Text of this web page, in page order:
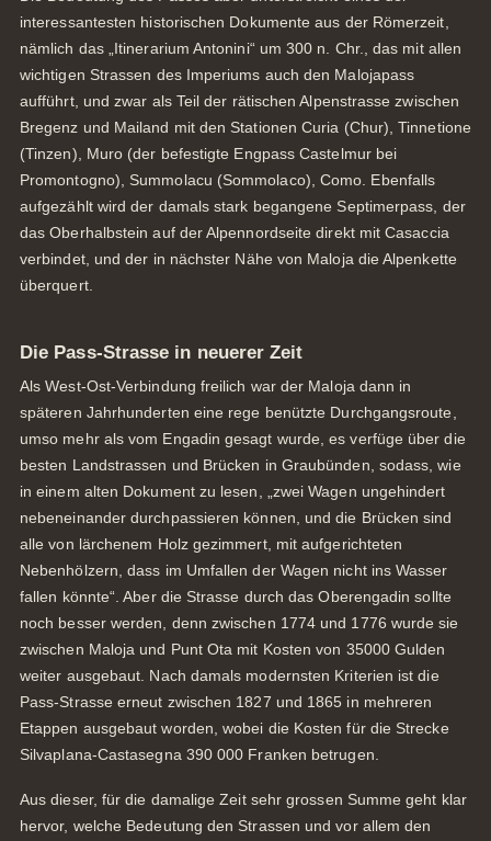
interessantesten historischen Dokumente aus der Römerzeit,
nämlich das „Itinerarium Antonini“ um 300 n. Chr., das mit allen
wichtigen Strassen des Imperiums auch den Malojapass
aufführt, und zwar als Teil der rätischen Alpenstrasse zwischen
Bregenz und Mailand mit den Stationen Curia (Chur), Tinnetione
(Tinzen), Muro (der befestigte Engpass Castelmur bei
Promontogno), Summolacu (Sommolaco), Como. Ebenfalls
aufgezählt wird der damals stark begangene Septimerpass, der
das Oberhalbstein auf der Alpennordseite direkt mit Casaccia
verbindet, und der in nächster Nähe von Maloja die Alpenkette
überquert.
Die Pass-Strasse in neuerer Zeit
Als West-Ost-Verbindung freilich war der Maloja dann in
späteren Jahrhunderten eine rege benützte Durchgangsroute,
umso mehr als vom Engadin gesagt wurde, es verfüge über die
besten Landstrassen und Brücken in Graubünden, sodass, wie
in einem alten Dokument zu lesen, „zwei Wagen ungehindert
nebeneinander durchpassieren können, und die Brücken sind
alle von lärchenem Holz gezimmert, mit aufgerichteten
Nebenhölzern, dass im Umfallen der Wagen nicht ins Wasser
fallen könnte“. Aber die Strasse durch das Oberengadin sollte
noch besser werden, denn zwischen 1774 und 1776 wurde sie
zwischen Maloja und Punt Ota mit Kosten von 35000 Gulden
weiter ausgebaut. Nach damals modernsten Kriterien ist die
Pass-Strasse erneut zwischen 1827 und 1865 in mehreren
Etappen ausgebaut worden, wobei die Kosten für die Strecke
Silvaplana-Castasegna 390 000 Franken betrugen.
Aus dieser, für die damalige Zeit sehr grossen Summe geht klar
hervor, welche Bedeutung den Strassen und vor allem den